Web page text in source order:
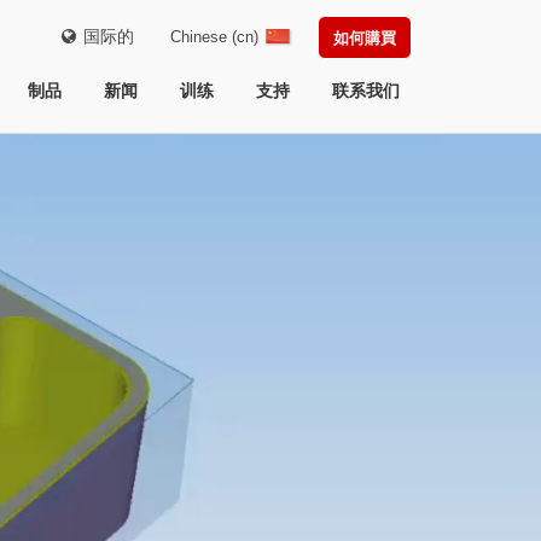
国际的 如何購買
Chinese (cn)
制品 新闻 训练 支持 联系我们